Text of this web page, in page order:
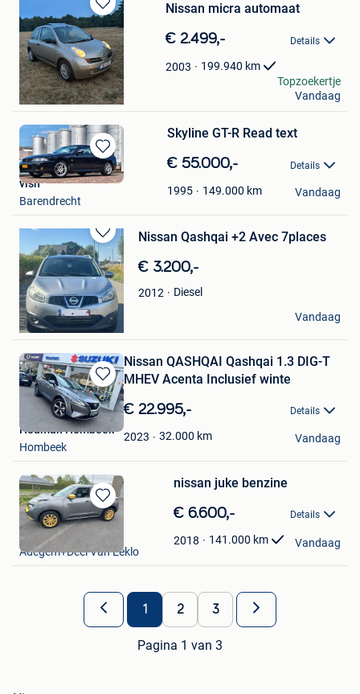
Bewaren
in
Mijn
Favorieten
Nissan micra automaat
€ 2.499,- Details
2003 199.940 km
D&M autohandel
Werchter
Topzoekertje
Vandaag
Bewaren
in
Skyline GT-R Read text
€ 55.000,- Details
1995 149.000 km
vish
Barendrecht
Vandaag
Bewaren
in
Mijn
Favorieten
Nissan Qashqai +2 Avec 7places
€ 3.200,-
2012
Diesel
Edlon S
Waregem
Vandaag
Bewaren
in
Mijn
Favorieten
Nissan QASHQAI Qashqai 1.3 DIG-T
MHEV Acenta Inclusief winte
€ 22.995,- Details
2023 32.000 km
Houman Hombeek
Hombeek
Vandaag
Bewaren
in
Mijn
Favorieten
nissan juke benzine
€ 6.600,- Details
2018 141.000 km
max
Adegem+Deel Van Eeklo
Vandaag
1 2 3
Pagina 1 van 3